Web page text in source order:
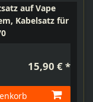
auf Vape
Kabelsatz für
15,90 € *